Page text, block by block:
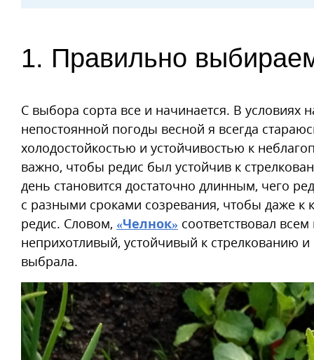
1. Правильно
С выбора сорта все и начинается. В условиях
непостоянной погоды весной я всегда
холодостойкостью и устойчивостью к
важно, чтобы редис был устойчив к
день становится достаточно длинным, чего
с разными сроками созревания, чтобы даже к
редис. Словом, «Челнок» соответствовал
неприхотливый, устойчивый к стрелкованию
выбрала.